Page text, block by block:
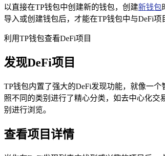
以直接在TP钱包中创建新的钱包，创建新钱包
导入或创建钱包后，才能在TP钱包中与DeFi项
利用TP钱包查看DeFi项目
发现DeFi项目
TP钱包内置了强大的DeFi发现功能，就像一
照不同的类别进行了精心分类，如去中心化
别进行浏览。
查看项目详情